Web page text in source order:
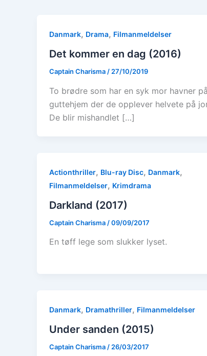
Danmark, Drama, Filmanmeldelser
Det kommer en dag (2016)
Captain Charisma / 27/10/2019
To brødre som har en syk mor havner
guttehjem der de opplever helvete på
De blir mishandlet […]
Actionthriller, Blu-ray Disc, Danmark,
Filmanmeldelser, Krimdrama
Darkland (2017)
Captain Charisma /09/09/2017
En tøff lege som slukker lyset.
Danmark, Dramathriller, Filmanmeldelser
Under sanden (2015)
Captain Charisma / 26/03/2017